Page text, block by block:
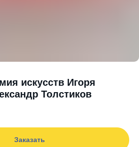
искусств Игоря
Толстиков
Заказать